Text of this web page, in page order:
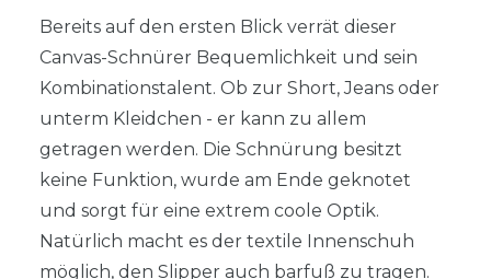
Bereits auf den ersten Blick verrät dieser
Canvas-Schnürer Bequemlichkeit und sein
Kombinationstalent. Ob zur Short, Jeans oder
unterm Kleidchen - er kann zu allem
getragen werden. Die Schnürung besitzt
keine Funktion, wurde am Ende geknotet
und sorgt für eine extrem coole Optik.
Natürlich macht es der textile Innenschuh
möglich, den Slipper auch barfuß zu tragen.